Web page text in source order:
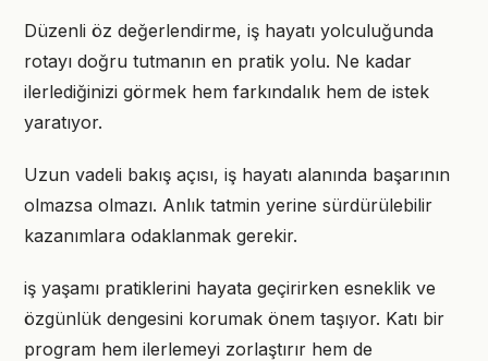
Düzenli öz değerlendirme, iş hayatı yolculuğunda
rotayı doğru tutmanın en pratik yolu. Ne kadar
ilerlediğinizi görmek hem farkındalık hem de istek
yaratıyor.
Uzun vadeli bakış açısı, iş hayatı alanında başarının
olmazsa olmazı. Anlık tatmin yerine sürdürülebilir
kazanımlara odaklanmak gerekir.
iş yaşamı pratiklerini hayata geçirirken esneklik ve
özgünlük dengesini korumak önem taşıyor. Katı bir
program hem ilerlemeyi zorlaştırır hem de